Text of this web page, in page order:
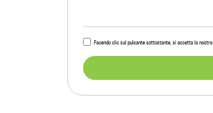
Facendo clic sul pulsante sottostante, si accetta la nostra